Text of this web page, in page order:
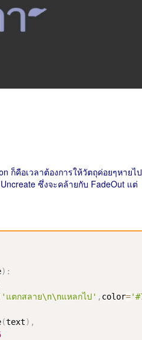
ก็คือเวลาต้องการให้วัตถุค่อยๆหายไป
ซึ่งจะคล้ายกับ FadeOut แต่
) :
'แตกสลาย\n\nแหลกไป' , color=
(text) ,